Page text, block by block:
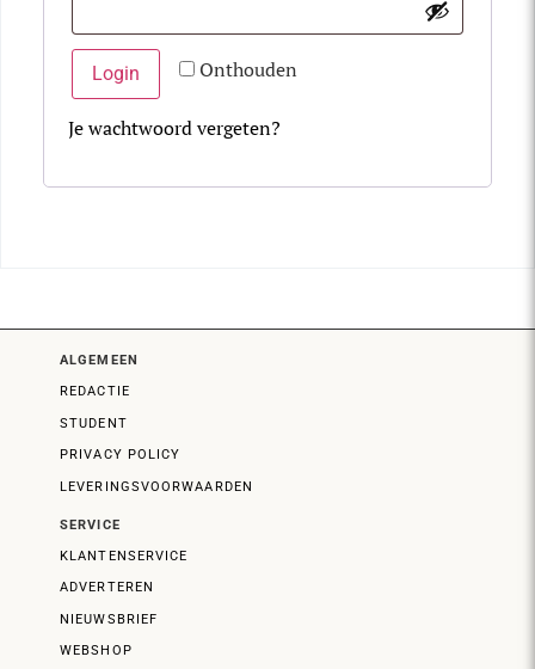
Onthouden
Login
Je wachtwoord vergeten?
ALGEMEEN
REDACTIE
STUDENT
PRIVACY POLICY
LEVERINGSVOORWAARDEN
SERVICE
KLANTENSERVICE
ADVERTEREN
NIEUWSBRIEF
WEBSHOP